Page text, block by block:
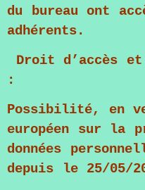
du bureau ont
adhérents.
Droit d’accès
:
Possibilité, en
européen sur la
données
depuis le 25/05/